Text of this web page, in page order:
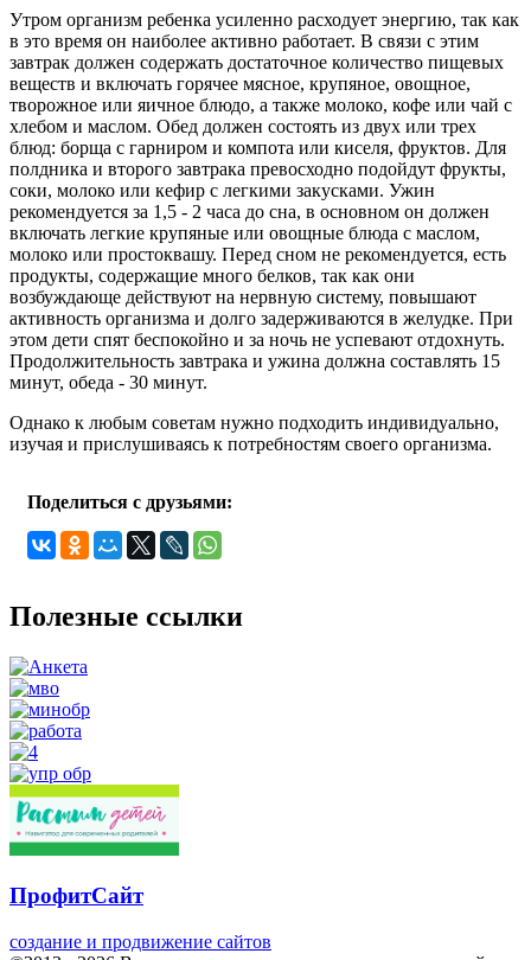
Утром организм ребенка усиленно расходует энергию, так как
в это время он наиболее активно работает. В связи с этим
завтрак должен содержать достаточное количество пищевых
веществ и включать горячее мясное, крупяное, овощное,
творожное или яичное блюдо, а также молоко, кофе или чай с
хлебом и маслом. Обед должен состоять из двух или трех
блюд: борща с гарниром и компота или киселя, фруктов. Для
полдника и второго завтрака превосходно подойдут фрукты,
соки, молоко или кефир с легкими закусками. Ужин
рекомендуется за 1,5 - 2 часа до сна, в основном он должен
включать легкие крупяные или овощные блюда с маслом,
молоко или простоквашу. Перед сном не рекомендуется, есть
продукты, содержащие много белков, так как они
возбуждающе действуют на нервную систему, повышают
активность организма и долго задерживаются в желудке. При
этом дети спят беспокойно и за ночь не успевают отдохнуть.
Продолжительность завтрака и ужина должна составлять 15
минут, обеда - 30 минут.
Однако к любым советам нужно подходить индивидуально,
изучая и прислушиваясь к потребностям своего организма.
Поделиться с друзьями:
Полезные ссылки
ПрофитСайт
создание и продвижение сайтов